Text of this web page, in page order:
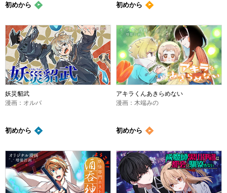
初めから 初めから
妖災貂武
漫画：オルバ
初めから
アキラくんあきらめない
漫画：木端みの
初めから